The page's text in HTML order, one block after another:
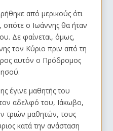
από μερικούς ότι
ο Ιωάννης θα ήταν
Δε φαίνεται, όμως,
τον Κύριο πριν από τη
αυτόν ο Πρόδρομος
έγινε μαθητής του
αδελφό του, Ιάκωβο,
τριών μαθητών, τους
κατά την ανάσταση